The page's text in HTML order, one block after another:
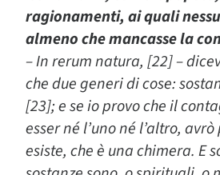
ragionamenti, ai quali
almeno che mancasse la
– In rerum natura, [22] –
che due generi di cose:
[23]; e se io provo che il
esser né l’uno né l’altro,
esiste, che è una chimera. E